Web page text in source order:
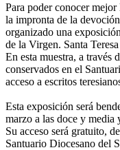
Para poder conocer
la impronta de la
organizado una
de la Virgen. Santa
En esta muestra, a través
conservados en el
acceso a escritos
Esta exposición será
marzo a las doce y media
Su acceso será gratuito,
Santuario Diocesano del